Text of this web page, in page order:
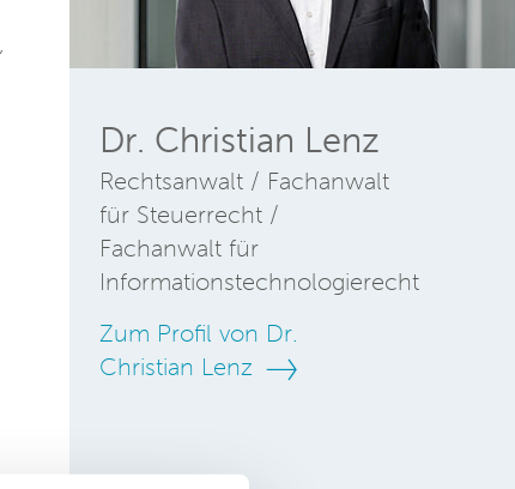
Dr. Christian Lenz
Rechtsanwalt / Fachanwalt
für Steuerrecht /
Fachanwalt für
Informationstechnologierecht
Zum Profil von Dr.
Christian Lenz